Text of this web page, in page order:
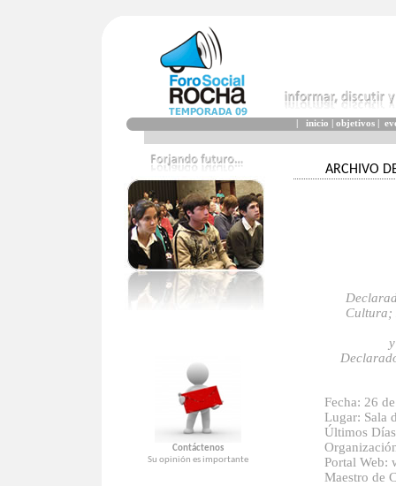
| inicio | objetivos |
Contáctenos
Su opinión es importante
ARCHIVO
Cultura;
Fecha: 26
Lugar: Sala
Últimos
Portal Web:
Maestro de